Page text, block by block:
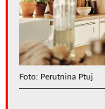
Foto: Perutnina Ptuj